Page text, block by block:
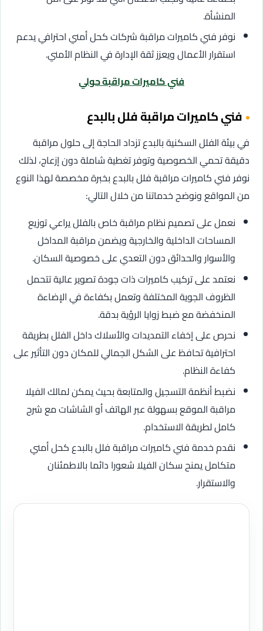
المنشأة.
نوفر فني كاميرات مراقبة شركات كحل أمني احترافي يدعم
استقرار الأعمال ويعزز ثقة الإدارة في النظام الأمني.
فني كاميرات مراقبة حولي
فني كاميرات مراقبة فلل بالبدع
في بيئة الفلل السكنية بالبدع تزداد الحاجة إلى حلول مراقبة
دقيقة تحمي الخصوصية وتوفر تغطية شاملة دون إزعاج، لذلك
نوفر فني كاميرات مراقبة فلل بالبدع بخبرة مخصصة لهذا النوع
من المواقع ونوضح خدماتنا من خلال التالي:
نعمل على تصميم نظام مراقبة خاص بالفلل يراعي توزيع
المساحات الداخلية والخارجية ويضمن مراقبة المداخل
والأسوار والحدائق دون التعدي على خصوصية السكان.
نعتمد على تركيب كاميرات ذات جودة تصوير عالية تتحمل
الظروف الجوية المختلفة وتعمل بكفاءة في الإضاءة
المنخفضة مع ضبط زوايا الرؤية بدقة.
نحرص على إخفاء التمديدات والأسلاك داخل الفلل بطريقة
احترافية تحافظ على الشكل الجمالي للمكان دون التأثير على
كفاءة النظام.
نضبط أنظمة التسجيل والمتابعة بحيث يمكن لمالك الفيلا
مراقبة الموقع بسهولة عبر الهاتف أو الشاشات مع شرح
كامل لطريقة الاستخدام.
نقدم خدمة فني كاميرات مراقبة فلل بالبدع كحل أمني
متكامل يمنح سكان الفيلا شعورا دائما بالاطمئنان
والاستقرار.